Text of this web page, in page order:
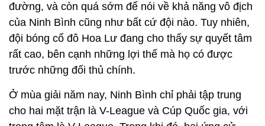
đường, và còn quá sớm để nói về khả năng vô địch
của Ninh Bình cũng như bất cứ đội nào. Tuy nhiên,
đội bóng cố đô Hoa Lư đang cho thấy sự quyết tâm
rất cao, bên cạnh những lợi thế mà họ có được
trước những đối thủ chính.
Ở mùa giải năm nay, Ninh Bình chỉ phải tập trung
cho hai mặt trận là V-League và Cúp Quốc gia, với